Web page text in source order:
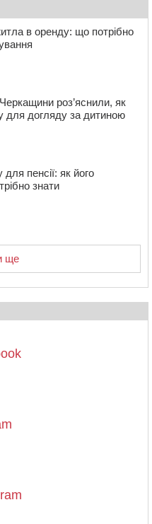
спеки
на чемпіонаті
в оренду: що потрібно
роз’яснили, як
для догляду за дитиною
пенсії: як його
знати
ще